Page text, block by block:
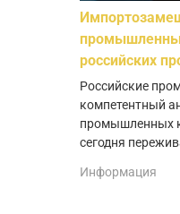
российских
Российские
компетентный
промышленных
сегодня
Информация